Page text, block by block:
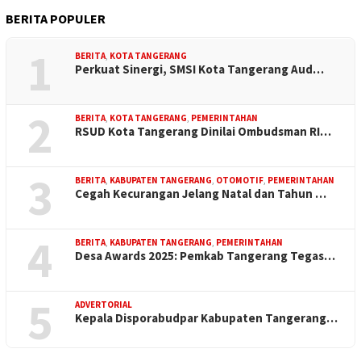
BERITA POPULER
1 BERITA, KOTA TANGERANG
Perkuat Sinergi, SMSI Kota Tangerang Aud…
2 BERITA, KOTA TANGERANG, PEMERINTAHAN
RSUD Kota Tangerang Dinilai Ombudsman RI…
3 BERITA, KABUPATEN TANGERANG, OTOMOTIF, PEMERINTAHAN
Cegah Kecurangan Jelang Natal dan Tahun …
4 BERITA, KABUPATEN TANGERANG, PEMERINTAHAN
Desa Awards 2025: Pemkab Tangerang Tegas…
5 ADVERTORIAL
Kepala Disporabudpar Kabupaten Tangerang…